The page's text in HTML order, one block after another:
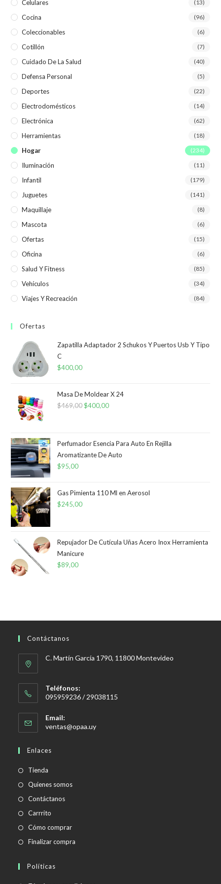
Celulares (13)
Cocina (96)
Coleccionables (6)
Cotillón (7)
Cuidado De La Salud (40)
Defensa Personal (5)
Deportes (22)
Electrodomésticos (14)
Electrónica (62)
Herramientas (18)
Hogar (234)
Iluminación (11)
Infantil (179)
Juguetes (141)
Maquillaje (8)
Mascota (6)
Ofertas (15)
Oficina (6)
Salud Y Fitness (85)
Vehículos (34)
Viajes Y Recreación (84)
Ofertas
Zapatilla Adaptador 2 Schukos Y Puertos Usb Y Tipo
C
$400,00
Masa De Moldear X 24
$469,00El
era:
$469,00.
$400,00El
es:
$400,00.
Perfumador Esencia Para Auto En Rejilla
Aromatizante De Auto
$95,00
Gas Pimienta 110 Ml en Aerosol
$245,00
Repujador De Cutícula Uñas Acero Inox Herramienta
Manicure
$89,00
Contáctanos
C. Martín García 1790, 11800 Montevideo
Teléfonos:
095959236 / 29038115
Email:
ventas@opaa.uySe
Enlaces
Tienda
Quienes somos
Contáctanos
Carrrito
Cómo comprar
Finalizar compra
Políticas